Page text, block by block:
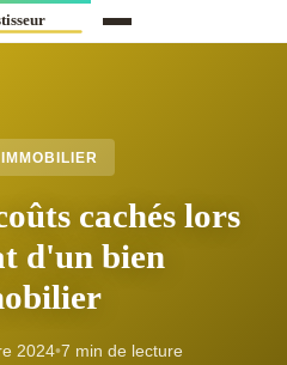
cachés lors
d'un bien
2024•7 min de lecture